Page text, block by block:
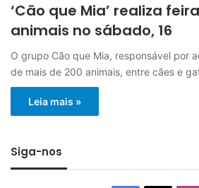
‘Cão que Mia’ realiza
animais no sábado, 16
O grupo Cão que Mia, responsável por
de mais de 200 animais, entre cães e
Leia mais »
Siga-nos